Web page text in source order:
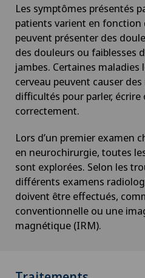
Les symptômes présentés
patients varient en fonction
peuvent présenter des
des douleurs ou faiblesses
jambes. Certaines maladies
cerveau peuvent causer
difficultés pour parler,
correctement.
Lors d’un premier examen
en neurochirurgie, toutes
sont explorées. Selon les
différents examens
doivent être effectués,
conventionnelle ou une
magnétique (IRM).